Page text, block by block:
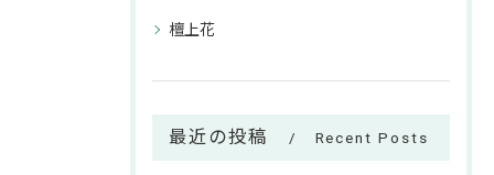
檀上花
最近の投稿 Recent Posts